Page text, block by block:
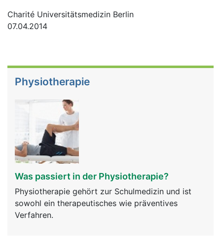
Charité Universitätsmedizin Berlin
07.04.2014
Physiotherapie
Was passiert in der Physiotherapie?
Physiotherapie gehört zur Schulmedizin und ist
sowohl ein therapeutisches wie präventives
Verfahren.